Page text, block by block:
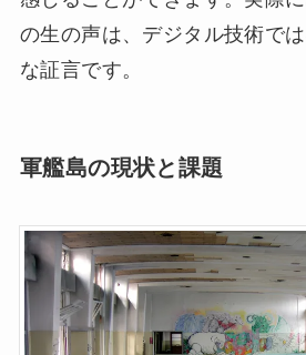
の生の声は、デジタル技術で
な証言です。
軍艦島の現状と課題